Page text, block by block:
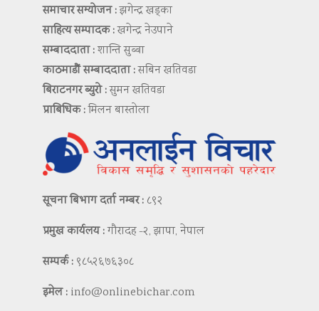
समाचार सम्योजन :झगेन्द्र खड्का
साहित्य सम्पादक :खगेन्द्र नेउपाने
सम्बाददाता :शान्ति सुब्बा
काठमाडौं सम्बाददाता :सबिन खतिवडा
बिराटनगर ब्युरो :सुमन खतिवडा
प्राबिधिक :मिलन बास्तोला
सूचना बिभाग दर्ता नम्बर : ८९२
प्रमुख कार्यलय :गौरादह -२, झापा, नेपाल
सम्पर्क : ९८५२६७६३०८
इमेल : info@onlinebichar.com